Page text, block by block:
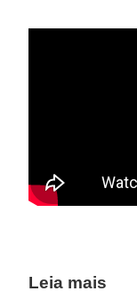
Leia mais